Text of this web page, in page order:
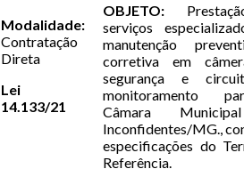
Modalidade:
Contratação
Direta
Lei
14.133/21
OBJETO:
serviços
manutenção
corretiva em
segurança e
monitoramento
Câmara
Inconfidentes/MG.,
especificações do
Referência.